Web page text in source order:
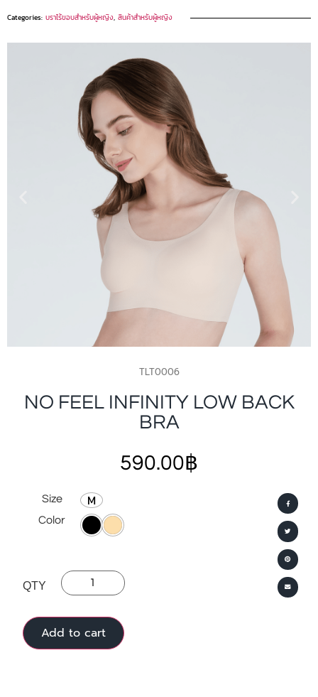
Categories: บราไร้ขอบสำหรับผู้หญิง, สินค้าสำหรับผู้หญิง
TLT0006
NO FEEL INFINITY LOW BACK
BRA
590.00฿
Size M
Color
Add to cart